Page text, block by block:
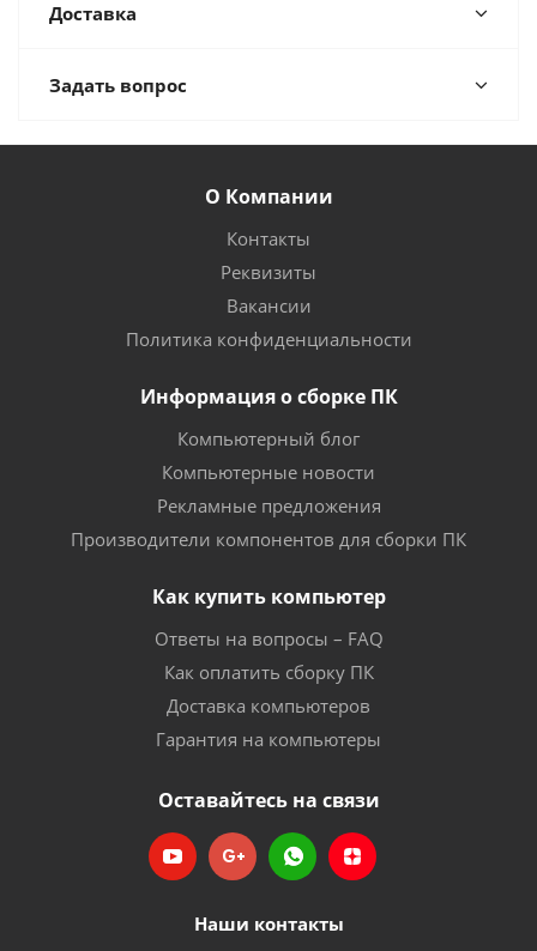
Доставка
Задать вопрос
О Компании
Контакты
Реквизиты
Вакансии
Политика конфиденциальности
Информация о сборке ПК
Компьютерный блог
Компьютерные новости
Рекламные предложения
Производители компонентов для сборки ПК
Как купить компьютер
Ответы на вопросы – FAQ
Как оплатить сборку ПК
Доставка компьютеров
Гарантия на компьютеры
Оставайтесь на связи
Наши контакты